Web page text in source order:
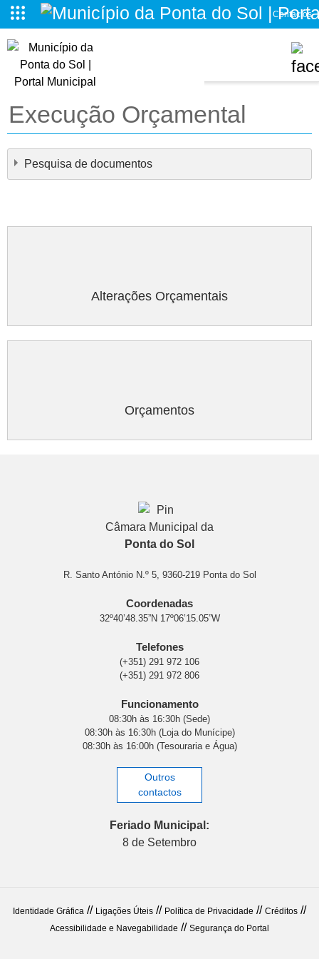
da Ponta do Sol
Contactos
Execução Orçamental
Pesquisa de documentos
Alterações Orçamentais
Orçamentos
Câmara Municipal da
Ponta do Sol
R. Santo António N.º 5, 9360-219 Ponta do Sol
Coordenadas
32º40’48.35”N 17º06’15.05”W
Telefones
(+351) 291 972 106
(+351) 291 972 806
Funcionamento
08:30h às 16:30h (Sede)
08:30h às 16:30h (Loja do Munícipe)
08:30h às 16:00h (Tesouraria e Água)
Outros
contactos
Feriado Municipal:
8 de Setembro
Identidade Gráfica // Ligações Úteis // Política de Privacidade // Créditos //
Acessibilidade e Navegabilidade // Segurança do Portal